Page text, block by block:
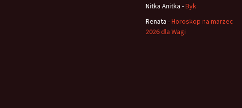
Nitka Anitka -Byk
Renata -Horoskop na marzec
2026 dla Wagi